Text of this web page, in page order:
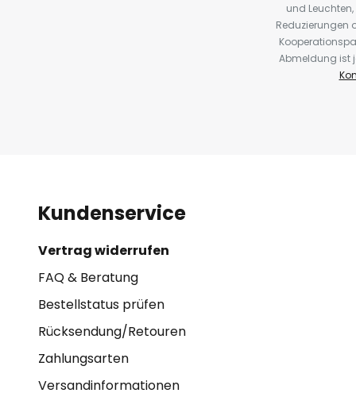
und
Reduzierungen
Abmeldung ist
Kundenservice
Vertrag widerrufen
FAQ & Beratung
Bestellstatus prüfen
Rücksendung/Retouren
Zahlungsarten
Versandinformationen